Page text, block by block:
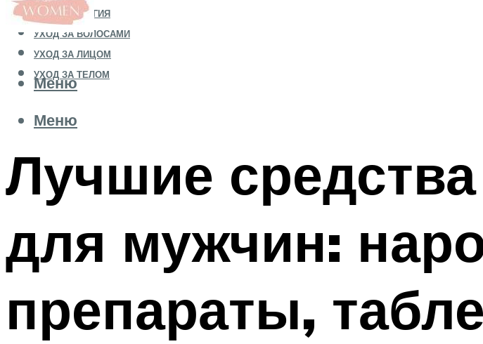
КОСМЕТОЛОГИЯ
УХОД ЗА ВОЛОСАМИ
УХОД ЗА ЛИЦОМ
УХОД ЗА ТЕЛОМ
Меню
Меню
Лучшие
для мужчин:
препараты,